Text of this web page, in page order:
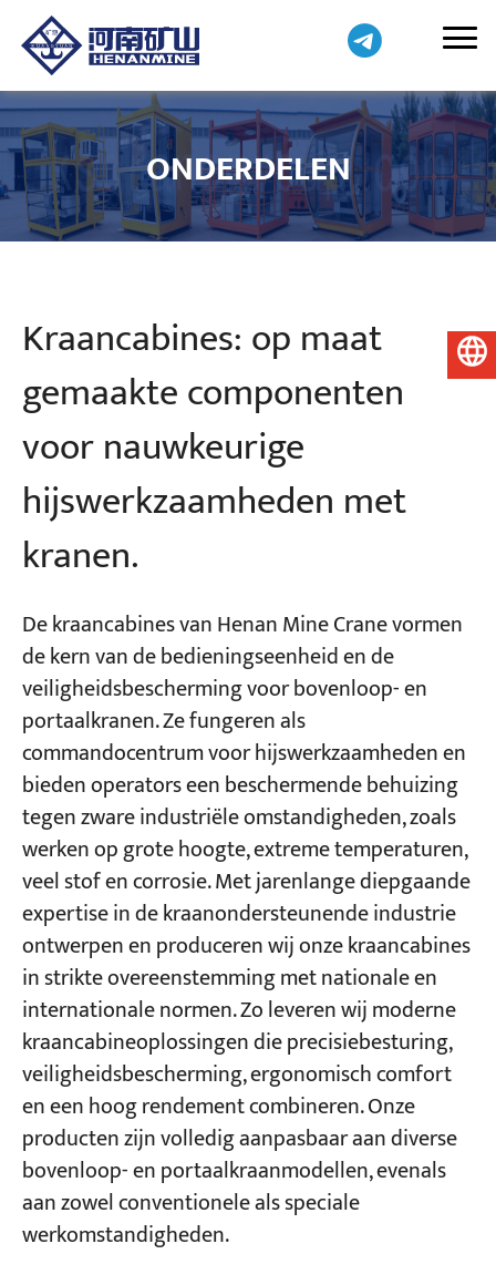
Projecten
Bloggen
Nieuws
Toepassingen
Over ons
Contacteer ons
ONDERDELEN
Kraancabines: op maat
gemaakte componenten
voor nauwkeurige
hijswerkzaamheden met
kranen.
De kraancabines van Henan Mine Crane vormen
de kern van de bedieningseenheid en de
veiligheidsbescherming voor bovenloop- en
portaalkranen. Ze fungeren als
commandocentrum voor hijswerkzaamheden en
bieden operators een beschermende behuizing
tegen zware industriële omstandigheden, zoals
werken op grote hoogte, extreme temperaturen,
veel stof en corrosie. Met jarenlange diepgaande
expertise in de kraanondersteunende industrie
ontwerpen en produceren wij onze kraancabines
in strikte overeenstemming met nationale en
internationale normen. Zo leveren wij moderne
kraancabineoplossingen die precisiebesturing,
veiligheidsbescherming, ergonomisch comfort
en een hoog rendement combineren. Onze
producten zijn volledig aanpasbaar aan diverse
bovenloop- en portaalkraanmodellen, evenals
aan zowel conventionele als speciale
werkomstandigheden.
Nederlands